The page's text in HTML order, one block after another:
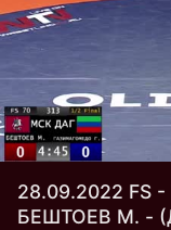
28.09.2022 FS
БЕШТОЕВ М. -